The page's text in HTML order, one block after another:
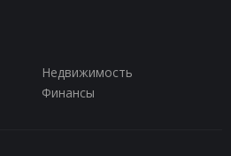
Недвижимость
Финансы